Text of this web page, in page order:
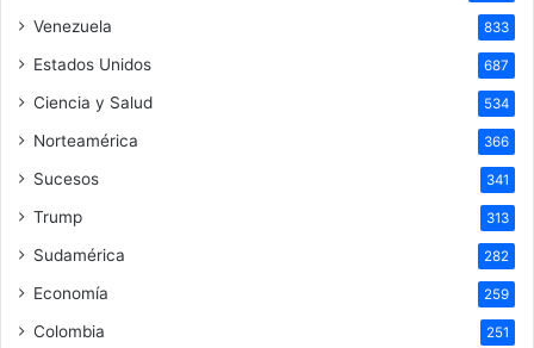
Venezuela 833
Estados Unidos 687
Ciencia y Salud 534
Norteamérica 366
Sucesos 341
Trump 313
Sudamérica 282
Economía 259
Colombia 251